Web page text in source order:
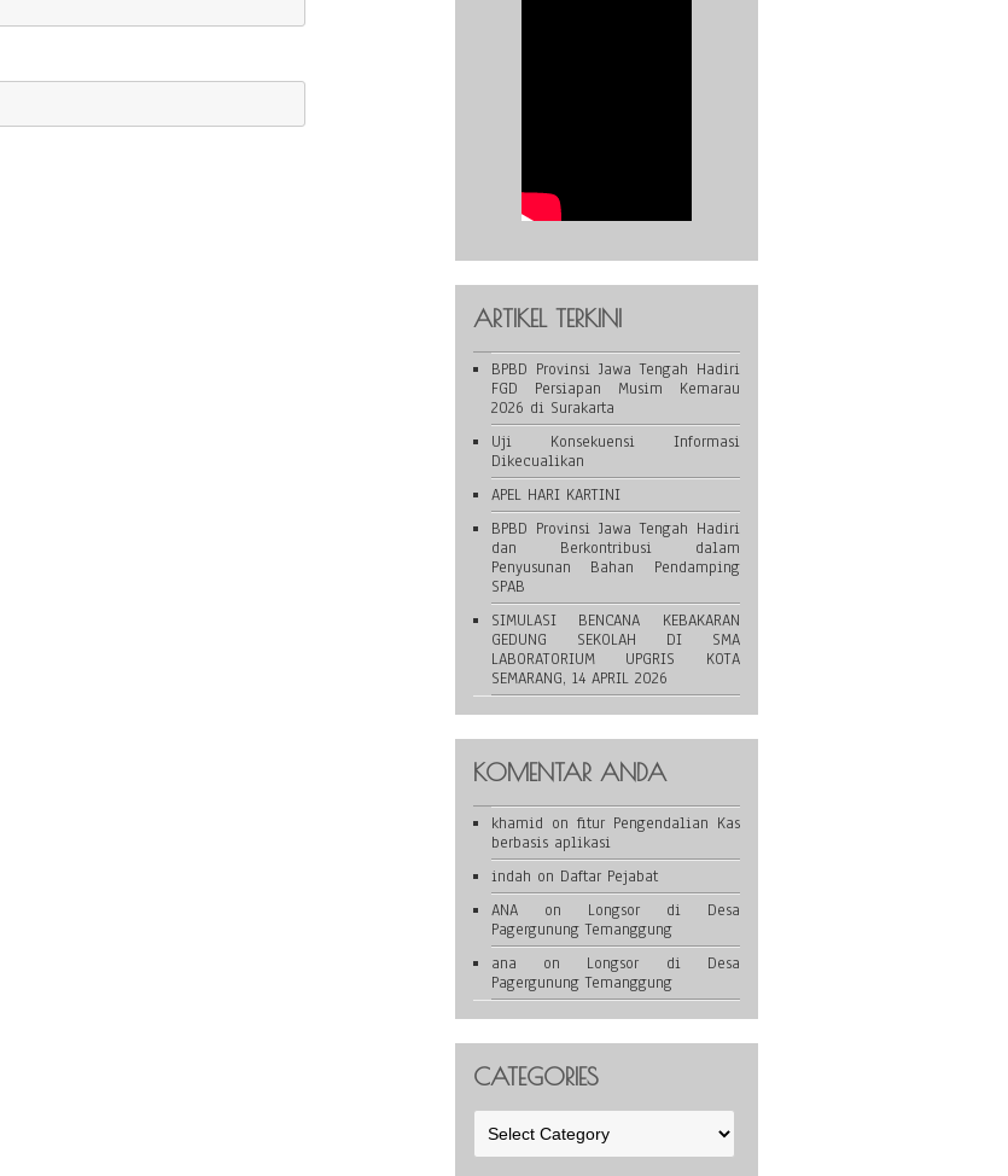
ARTIKEL TERKINI
BPBD Provinsi Jawa Tengah Hadiri
FGD Persiapan Musim Kemarau
2026 di Surakarta
Uji Konsekuensi Informasi
Dikecualikan
APEL HARI KARTINI
BPBD Provinsi Jawa Tengah Hadiri
dan Berkontribusi dalam
Penyusunan Bahan Pendamping
SPAB
SIMULASI BENCANA KEBAKARAN
GEDUNG SEKOLAH DI SMA
LABORATORIUM UPGRIS KOTA
SEMARANG, 14 APRIL 2026
KOMENTAR ANDA
khamid on fitur Pengendalian Kas
berbasis aplikasi
indah on Daftar Pejabat
ANAon Longsor di Desa
Pagergunung Temanggung
ana on Longsor di Desa
Pagergunung Temanggung
CATEGORIES
Categories